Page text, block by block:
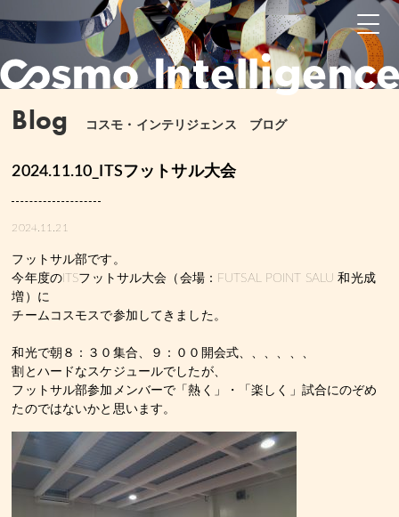
Blog コスモ・インテリジェンス ブログ
2024.11.10_ITSフットサル大会
2024.11.21
フットサル部です。
今年度のITSフットサル大会（会場：FUTSAL POINT SALU 和光成
増）に
チームコスモスで参加してきました。
和光で朝８：３０集合、９：００開会式、、、、、、
割とハードなスケジュールでしたが、
フットサル部参加メンバーで「熱く」・「楽しく」試合にのぞめ
たのではないかと思います。